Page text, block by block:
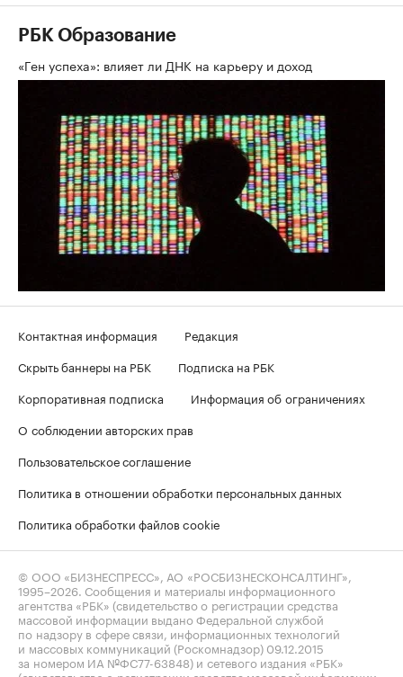
РБК Образование
«Ген успеха»: влияет ли ДНК на карьеру и доход
Контактная информация
Редакция
Скрыть баннеры на РБК
Подписка на РБК
Корпоративная подписка
Информация об ограничениях
О соблюдении авторских прав
Пользовательское соглашение
Политика в отношении обработки персональных данных
Политика обработки файлов cookie
© ООО «БИЗНЕСПРЕСС», АО «РОСБИЗНЕСКОНСАЛТИНГ»,
1995–2026 . Сообщения и материалы информационного
агентства «РБК» (свидетельство о регистрации средства
массовой информации выдано Федеральной службой
по надзору в сфере связи, информационных технологий
и массовых коммуникаций (Роскомнадзор) 09.12.2015
за номером ИА №ФС77-63848) и сетевого издания «РБК»